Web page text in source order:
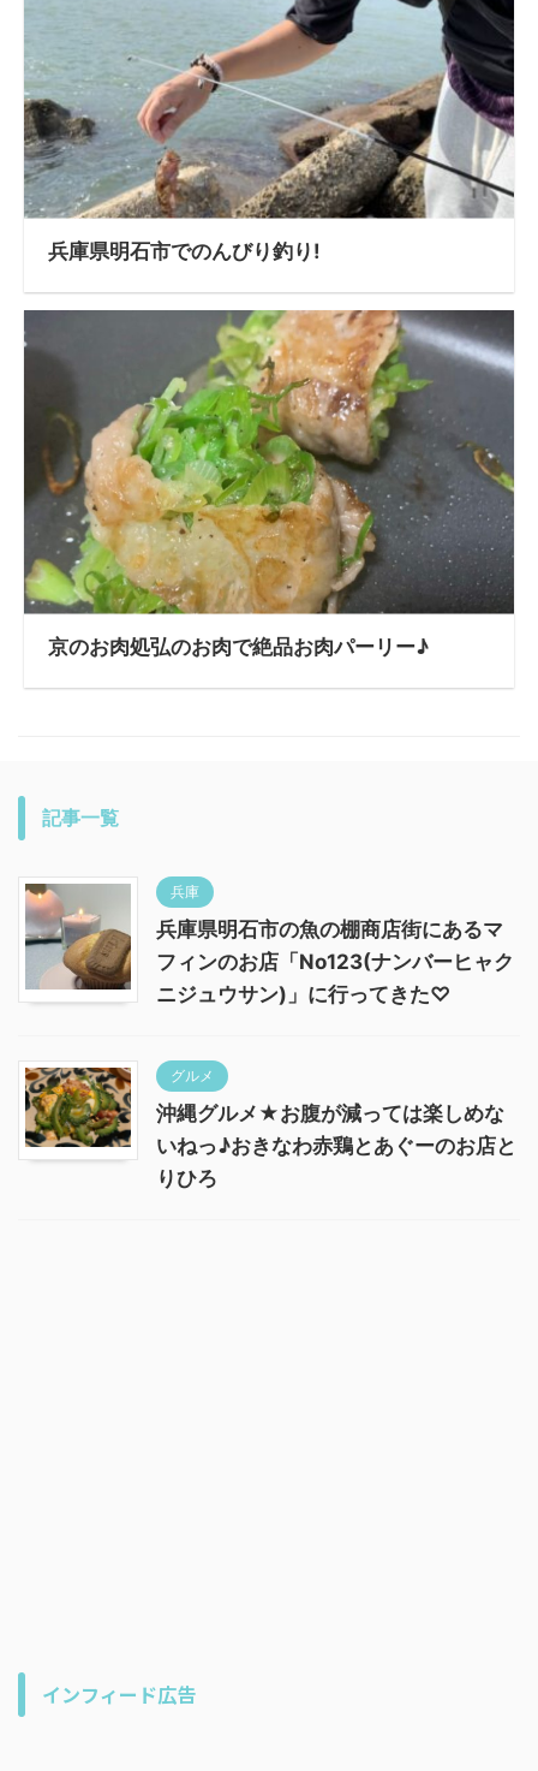
兵庫県明石市でのんびり釣り!
京のお肉処弘のお肉で絶品お肉パーリー♪
記事一覧
兵庫
兵庫県明石市の魚の棚商店街にあるマ
フィンのお店「No123(ナンバーヒャク
ニジュウサン)」に行ってきた♡
グルメ
沖縄グルメ★お腹が減っては楽しめな
いねっ♪おきなわ赤鶏とあぐーのお店と
りひろ
インフィード広告